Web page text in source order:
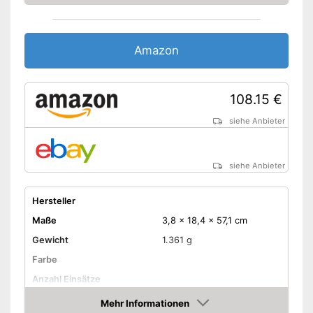
Amazon
108.15 €
siehe Anbieter
siehe Anbieter
Hersteller
Maße
3,8 x 18,4 x 57,1 cm
Gewicht
1.361 g
Farbe
Anzahl Einsätze
Anzahl ScheibenstärkenMehr Informationen